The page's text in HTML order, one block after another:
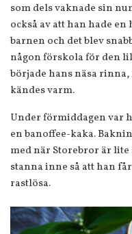
som dels vaknade sin
också av att han hade en
barnen och det blev
någon förskola för den
började hans näsa
kändes varm.
Under förmiddagen var
en banoffee-kaka.
med när Storebror är
stanna inne så att han
rastlösa.